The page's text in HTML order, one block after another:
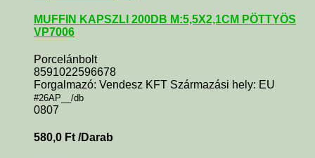
MUFFIN KAPSZLI 200DB M:5,5X2,1CM PÖTTYÖS
VP7006
Porcelánbolt
8591022596678
Forgalmazó: Vendesz KFT Származási hely: EU
#26AP__/db
0807
580,0 Ft /Darab